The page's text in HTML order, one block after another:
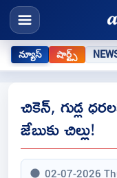
న్యూస్ షార్ట్స్
చికెన్‌, గుడ్ల
జేబుకు చిల్లు!
02-07-2026